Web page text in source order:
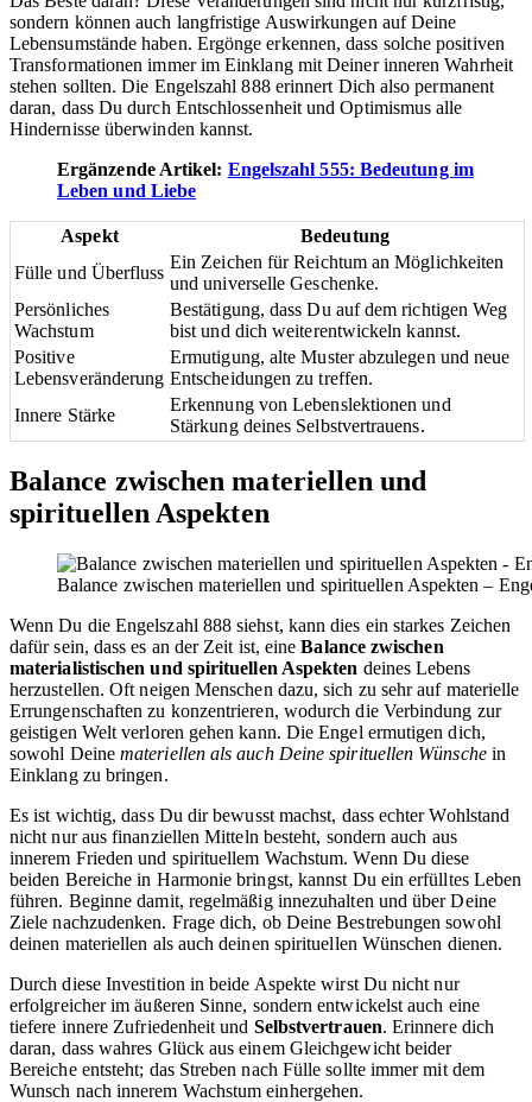
sondern können auch langfristige Auswirkungen auf Deine
Lebensumstände haben. Ergönge erkennen, dass solche positiven
Transformationen immer im Einklang mit Deiner inneren Wahrheit
stehen sollten. Die Engelszahl 888 erinnert Dich also permanent
daran, dass Du durch Entschlossenheit und Optimismus alle
Hindernisse überwinden kannst.
Ergänzende Artikel: Engelszahl 555: Bedeutung im
Leben und Liebe
Aspekt
Bedeutung
Fülle und Überfluss
Ein Zeichen für Reichtum an Möglichkeiten
und universelle Geschenke.
Persönliches
Wachstum
Bestätigung, dass Du auf dem richtigen Weg
bist und dich weiterentwickeln kannst.
Positive
Lebensveränderung
Ermutigung, alte Muster abzulegen und neue
Entscheidungen zu treffen.
Innere Stärke
Erkennung von Lebenslektionen und
Stärkung deines Selbstvertrauens.
Balance zwischen materiellen und
spirituellen Aspekten
Balance zwischen materiellen und spirituellen Aspekten –
Wenn Du die Engelszahl 888 siehst, kann dies ein starkes Zeichen
dafür sein, dass es an der Zeit ist, eineBalance zwischen
materialistischen und spirituellen Aspekten deines Lebens
herzustellen. Oft neigen Menschen dazu, sich zu sehr auf materielle
Errungenschaften zu konzentrieren, wodurch die Verbindung zur
geistigen Welt verloren gehen kann. Die Engel ermutigen dich,
sowohl Deinemateriellen als auch Deine spirituellen Wünschein
Einklang zu bringen.
Es ist wichtig, dass Du dir bewusst machst, dass echter Wohlstand
nicht nur aus finanziellen Mitteln besteht, sondern auch aus
innerem Frieden und spirituellem Wachstum. Wenn Du diese
beiden Bereiche in Harmonie bringst, kannst Du ein erfülltes Leben
führen. Beginne damit, regelmäßig innezuhalten und über Deine
Ziele nachzudenken. Frage dich, ob Deine Bestrebungen sowohl
deinen materiellen als auch deinen spirituellen Wünschen dienen.
Durch diese Investition in beide Aspekte wirst Du nicht nur
erfolgreicher im äußeren Sinne, sondern entwickelst auch eine
tiefere innere Zufriedenheit und Selbstvertrauen. Erinnere dich
daran, dass wahres Glück aus einem Gleichgewicht beider
Bereiche entsteht; das Streben nach Fülle sollte immer mit dem
Wunsch nach innerem Wachstum einhergehen.